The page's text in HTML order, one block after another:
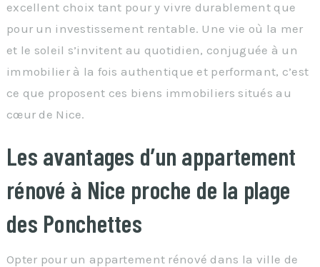
excellent choix tant pour y vivre durablement que
pour un investissement rentable. Une vie où la mer
et le soleil s’invitent au quotidien, conjuguée à un
immobilier à la fois authentique et performant, c’est
ce que proposent ces biens immobiliers situés au
cœur de Nice.
Les avantages d’un appartement
rénové à Nice proche de la plage
des Ponchettes
Opter pour un appartement rénové dans la ville de